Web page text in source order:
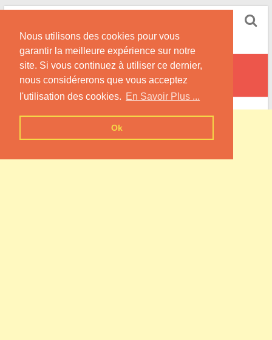
Nous utilisons des cookies pour vous
garantir la meilleure expérience sur notre
site. Si vous continuez à utiliser ce dernier,
nous considérerons que vous acceptez
l'utilisation des cookies. En Savoir Plus ...
Ok
Skip
content
Informations sur les Pompes à Chaleur
Noiron-sur-Seine